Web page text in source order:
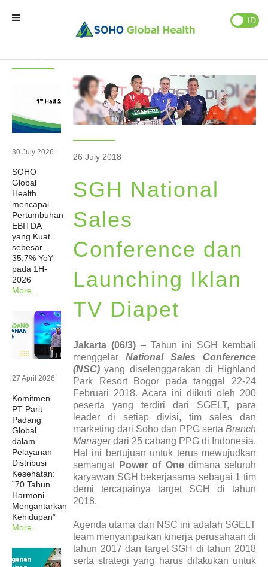
EN ID
Beranda
Brand Kami
Bisnis Kami
Tentang Kami
Natural Wellness
Berita
Investor
Keberlanjutan
Hubungi Kami
Profesional Kesehatan
Karir
Berita
30 July 2026
SOHO
Global
Health
mencapai
Pertumbuhan
EBITDA
yang Kuat
sebesar
35,7% YoY
pada 1H-
2026
More..
27 April 2026
Komitmen
PT Parit
Padang
Global
dalam
Pelayanan
Distribusi
Kesehatan:
”70 Tahun
Harmoni
Mengantarkan
Kehidupan”
More..
Berita
26 July 2018
SGH National
Sales
Conference dan
Launching Iklan
TV Diapet
Jakarta (06/3) – Tahun ini SGH kembali
menggelar National Sales Conference
(NSC) yang diselenggarakan di Highland
Park Resort Bogor pada tanggal 22-24
Februari 2018. Acara ini diikuti oleh 200
peserta yang terdiri dari SGELT, para
leader di setiap divisi, tim sales dan
marketing dari Soho dan PPG serta Branch
Managerdari 25 cabang PPG di Indonesia.
Hal ini bertujuan untuk terus mewujudkan
semangat Power of One dimana seluruh
karyawan SGH bekerjasama sebagai 1 tim
demi tercapainya target SGH di tahun
2018.
Agenda utama dari NSC ini adalah SGELT
team menyampaikan kinerja perusahaan di
tahun 2017 dan target SGH di tahun 2018
serta strategi yang harus dilakukan untuk